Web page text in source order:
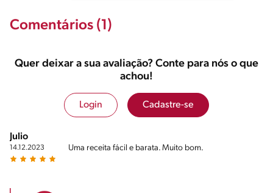
Comentários (1)
Quer deixar a sua avaliação? Conte para nós o que
achou!
Login Cadastre-se
Julio
14.12.2023 Uma receita fácil e barata. Muito bom.